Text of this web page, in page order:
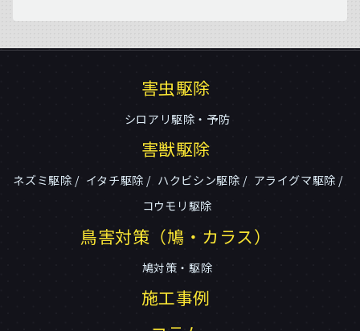
害虫駆除
シロアリ駆除・予防
害獣駆除
ネズミ駆除 イタチ駆除 ハクビシン駆除
アライグマ駆除
コウモリ駆除
鳥害対策（鳩・カラス）
鳩対策・駆除
施工事例